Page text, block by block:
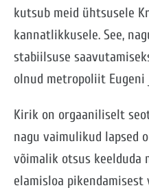
kutsub meid ühtsusele
kannatlikkusele. See,
stabiilsuse
olnud metropoliit
Kirik on orgaaniliselt
nagu vaimulikud lapsed
võimalik otsus keelduda
elamisloa